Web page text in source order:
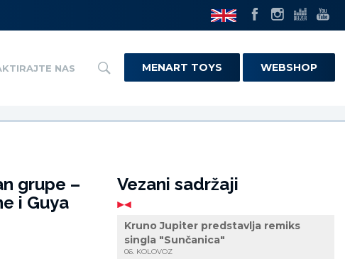
NAS MENART TOYS WEBSHOP
grupe –
i Guya
Vezani sadržaji
Kruno Jupiter predstavlja remiks
singla "Sunčanica"
06. KOLOVOZ